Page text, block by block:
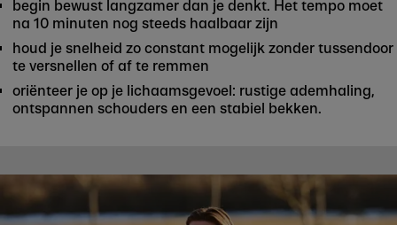
begin bewust langzamer dan je denkt. Het tempo moet
na 10 minuten nog steeds haalbaar zijn
houd je snelheid zo constant mogelijk zonder tussendoor
te versnellen of af te remmen
oriënteer je op je lichaamsgevoel: rustige ademhaling,
ontspannen schouders en een stabiel bekken.